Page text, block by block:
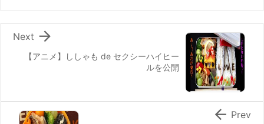
o
k
【アニメ】ししゃも de セクシーハイヒー
ルを公開

Next
 Prev